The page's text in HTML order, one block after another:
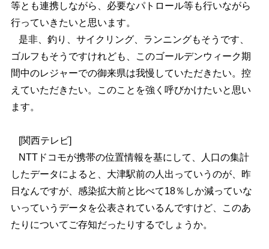
等とも連携しながら、必要なパトロール等も行いながら
行っていきたいと思います。
是非、釣り、サイクリング、ランニングもそうです、
ゴルフもそうですけれども、このゴールデンウィーク期
間中のレジャーでの御来県は我慢していただきたい。控
えていただきたい。このことを強く呼びかけたいと思い
ます。
[関西テレビ]
NTTドコモが携帯の位置情報を基にして、人口の集計
したデータによると、大津駅前の人出っていうのが、昨
日なんですが、感染拡大前と比べて18％しか減っていな
いっていうデータを公表されているんですけど、このあ
たりについてご存知だったりするでしょうか。